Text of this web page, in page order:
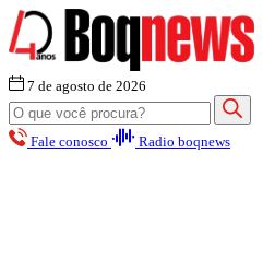
7 de agosto de 2026
Fale conosco Radio boqnews